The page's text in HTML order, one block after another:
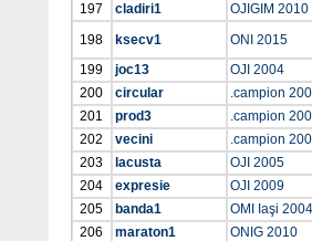
197
cladiri1
OJIGIM 2010
198
ksecv1
ONI 2015
199
joc13
OJI 2004
200
circular
.campion
201
prod3
.campion
202
vecini
.campion
203
lacusta
OJI 2005
204
expresie
OJI 2009
205
banda1
OMI Iaşi 2004
206
maraton1
ONIG 2010